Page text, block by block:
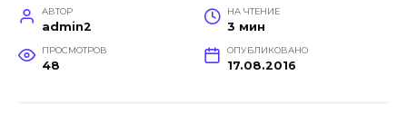
АВТОР
admin2
НА ЧТЕНИЕ
3 мин
ПРОСМОТРОВ
48
ОПУБЛИКОВАНО
17.08.2016